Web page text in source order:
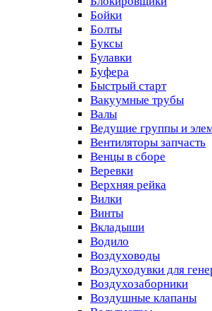
Бойки
Болты
Буксы
Булавки
Буфера
Быстрый старт
Вакуумные трубы
Валы
Ведущие группы и
Вентиляторы запчасть
Венцы в сборе
Веревки
Верхняя рейка
Вилки
Винты
Вкладыши
Водило
Воздуховоды
Воздуходувки для
Воздухозаборники
Воздушные клапаны